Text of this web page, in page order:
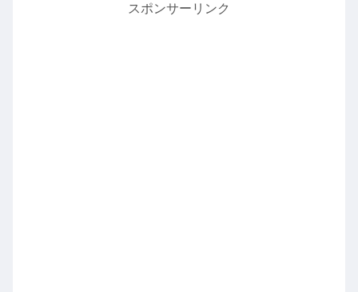
スポンサーリンク